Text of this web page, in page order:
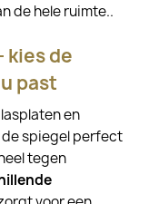
de hele ruimte..
kies de
past
en
spiegel perfect
tegen